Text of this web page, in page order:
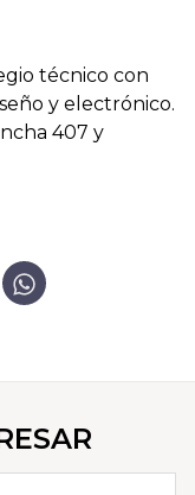
técnico con
y electrónico.
407 y